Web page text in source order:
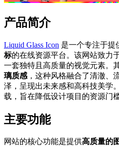
产品简介
Liquid Glass Icon 是一个专注于提
标的在线资源平台。该网站致力
一套独特且高质量的视觉元素。
璃质感 ，这种风格融合了清澈、
泽，呈现出未来感和高科技美学
载，旨在降低设计项目的资源门槛
主要功能
网站的核心功能是提供高质量的